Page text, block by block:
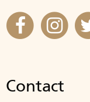
Contact